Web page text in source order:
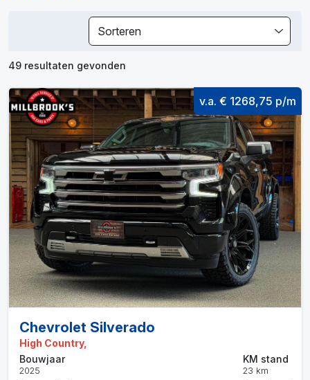
Sorteren
49 resultaten gevonden
v.a. € 1268,75 p/m
Chevrolet Silverado
High Country,
Bouwjaar
2025
KM stand
23 km